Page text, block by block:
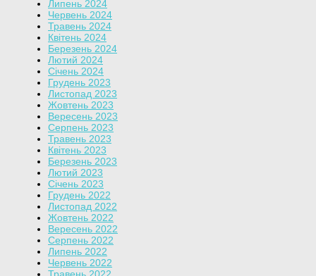
Липень 2024
Червень 2024
Травень 2024
Квітень 2024
Березень 2024
Лютий 2024
Січень 2024
Грудень 2023
Листопад 2023
Жовтень 2023
Вересень 2023
Серпень 2023
Травень 2023
Квітень 2023
Березень 2023
Лютий 2023
Січень 2023
Грудень 2022
Листопад 2022
Жовтень 2022
Вересень 2022
Серпень 2022
Липень 2022
Червень 2022